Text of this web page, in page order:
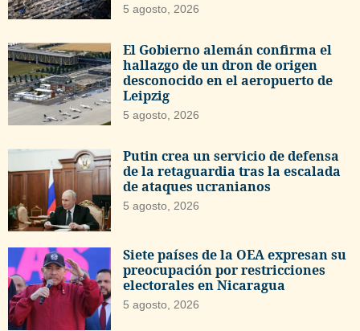
5 agosto, 2026
El Gobierno alemán confirma el
hallazgo de un dron de origen
desconocido en el aeropuerto de
Leipzig
5 agosto, 2026
Putin crea un servicio de defensa
de la retaguardia tras la escalada
de ataques ucranianos
5 agosto, 2026
Siete países de la OEA expresan su
preocupación por restricciones
electorales en Nicaragua
5 agosto, 2026